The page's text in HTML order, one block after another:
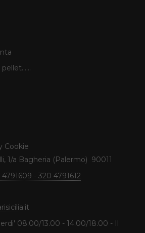
Cookie
1/a Bagheria (Palermo) 90011
- 320 4791612
08.00/13.00 - 14.00/18.00 - Il